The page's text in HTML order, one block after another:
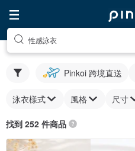
性感泳衣
Pinkoi 跨境直送
泳衣樣式 風格 尺寸
找到 252 件商品